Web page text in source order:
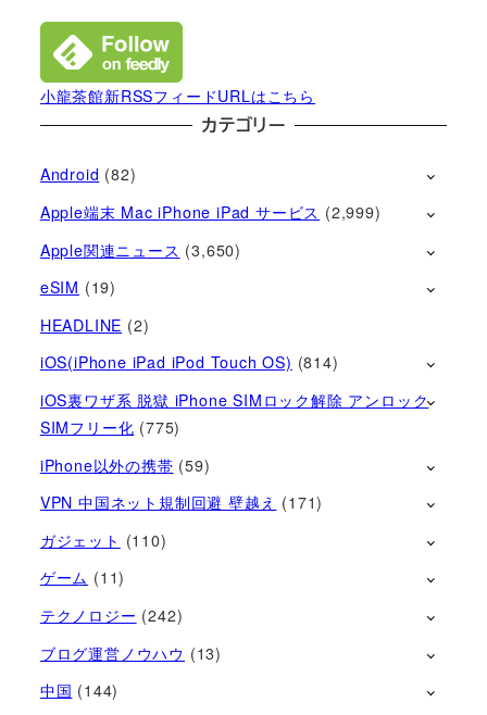
小龍茶館新RSSフィードURLはこちら
カテゴリー
Android (82)
Apple端末 Mac iPhone iPad サービス (2,999)
Apple関連ニュース (3,650)
eSIM (19)
HEADLINE (2)
iOS(iPhone iPad iPod Touch OS) (814)
iOS裏ワザ系 脱獄 iPhone SIMロック解除 アンロック
SIMフリー化 (775)
iPhone以外の携帯 (59)
VPN 中国ネット規制回避 壁越え (171)
ガジェット (110)
ゲーム (11)
テクノロジー (242)
ブログ運営ノウハウ (13)
中国 (144)